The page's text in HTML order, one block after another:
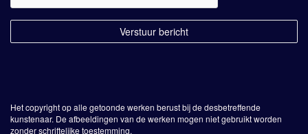
Het copyright op alle getoonde werken berust bij de desbetreffende
kunstenaar. De afbeeldingen van de werken mogen niet gebruikt worden
zonder schriftelijke toestemming.